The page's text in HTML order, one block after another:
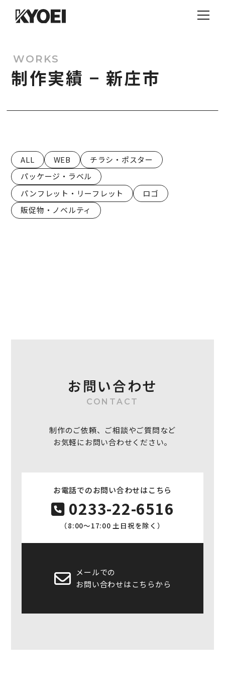
WORKS
制作実績 − 新庄市
ALL WEB
チラシ・ポスター
パッケージ・ラベル
パンフレット・リーフレット
ロゴ
販促物・ノベルティ
お問い合わせ
CONTACT
制作のご依頼、ご相談やご質問など
お気軽にお問い合わせください。
お電話でのお問い合わせはこちら
0233-22-6516
（8:00〜17:00 土日祝を除く）
メールでの
お問い合わせはこちらから